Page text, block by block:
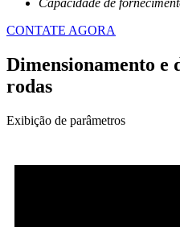
CONTATE AGORA
Dimensionamento e
rodas
Exibição de parâmetros